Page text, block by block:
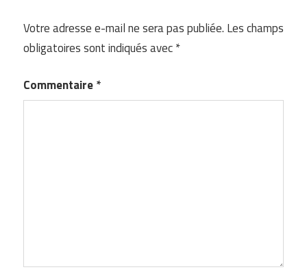
Votre adresse e-mail ne sera pas publiée. Les champs
obligatoires sont indiqués avec*
Commentaire*